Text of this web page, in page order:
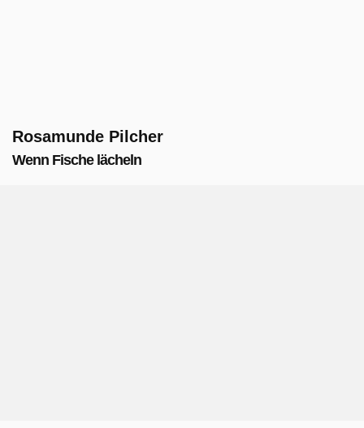
Rosamunde Pilcher
Wenn Fische lächeln